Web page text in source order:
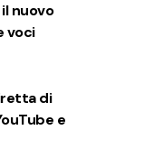
nuovo
voci
di
e